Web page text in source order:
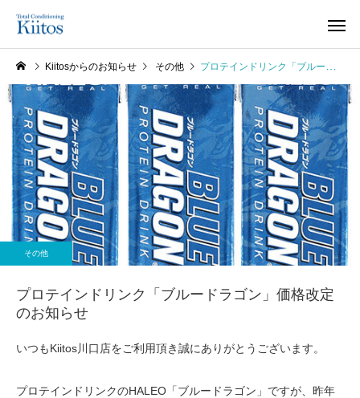
Kiitosからのお知らせ その他 プロテインドリンク「ブルードラゴン」価格改定のお知らせ
その他
プロテインドリンク「ブルードラゴン」価格改定
のお知らせ
いつもKiitos川口店をご利用頂き誠にありがとうございます。
プロテインドリンクのHALEO「ブルードラゴン」ですが、昨年